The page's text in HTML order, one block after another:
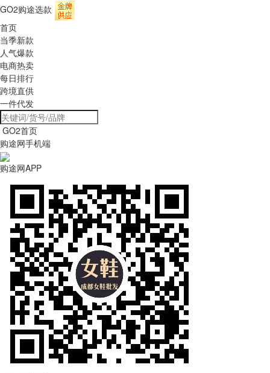
GO2购途选款
首页
当季新款
人气爆款
电商热卖
每日排行
跨境直供
一件代发
GO2首页
购途网手机端
购途网APP